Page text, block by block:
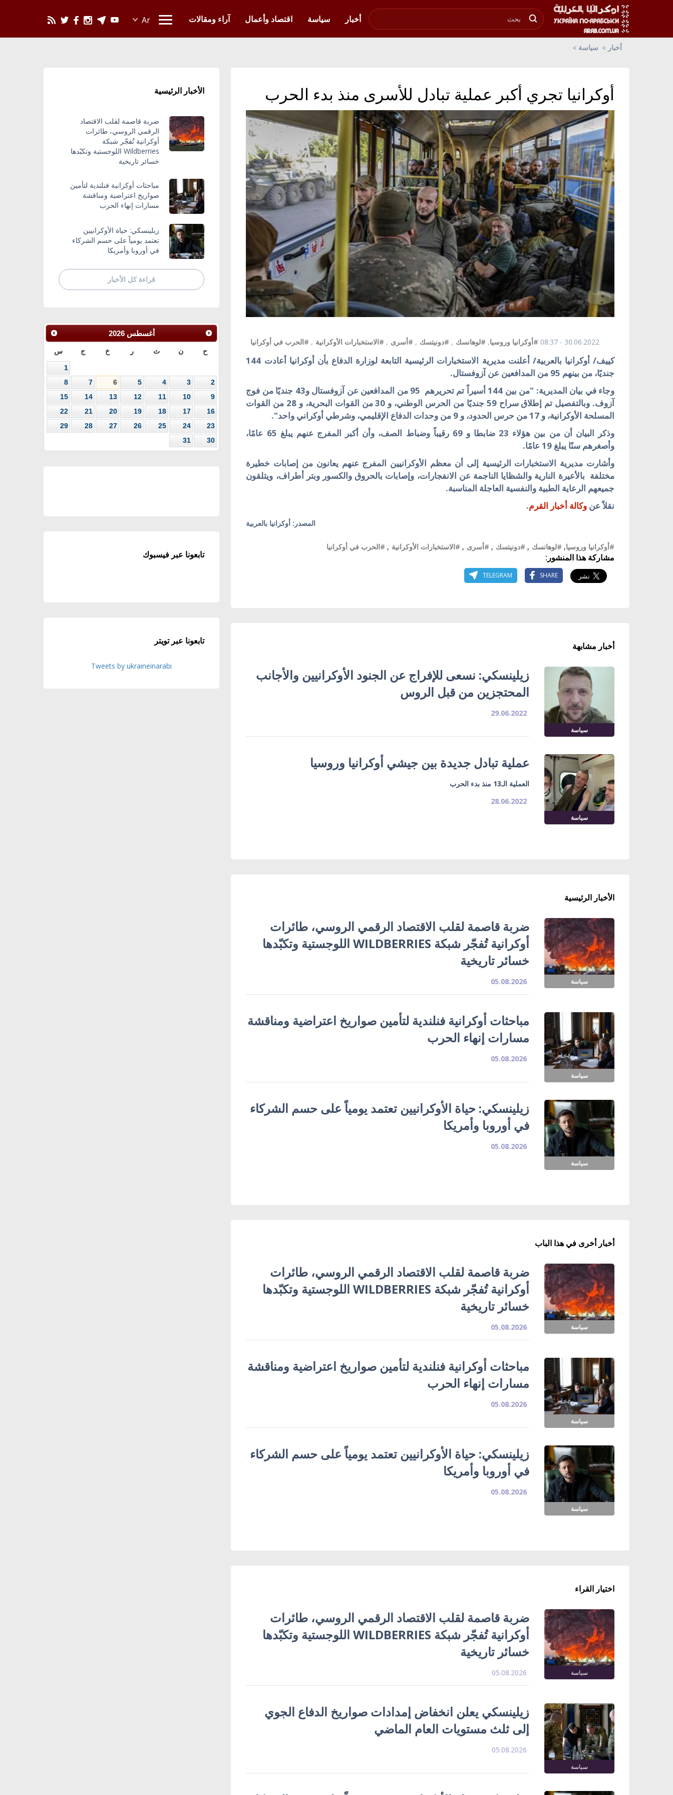
أخبار
سياسة اقتصاد وأعمال آراء ومقالات
أخبار سياسة
أوكرانيا تجري أكبر عملية تبادل للأسرى منذ بدء الحرب
30.06.2022 - 08:37 #أوكرانيا وروسيا, #لوهانسك , #دونيتسك , #أسرى , #الاستخبارات الأوكرانية , #الحرب في أوكرانيا
كييف/ أوكرانيا بالعربية/ أعلنت مديرية الاستخبارات الرئيسية التابعة لوزارة الدفاع بأن أوكرانيا أعادت 144
جنديًا، من بينهم 95 من المدافعين عن آزوفستال.
وجاء في بيان المديرية: "من بين 144 أسيراً تم تحريرهم 95 من المدافعين عن آزوفستال و43 جنديًا من فوج
آزوف. وبالتفصيل تم إطلاق سراح 59 جنديًا من الحرس الوطني، و 30 من القوات البحرية، و 28 من القوات
المسلحة الأوكرانية، و 17 من حرس الحدود، و 9 من وحدات الدفاع الإقليمي، وشرطي أوكراني واحد".
وذكر البيان أن من بين هؤلاء 23 ضابطا و 69 رقيباً وضباط الصف، وأن أكبر المفرج عنهم يبلغ 65 عامًا،
وأصغرهم سنًا يبلغ 19 عامًا.
وأشارت مديرية الاستخبارات الرئيسية إلى أن معظم الأوكرانيين المفرج عنهم يعانون من إصابات خطيرة
مختلفة بالأعيرة النارية والشظايا الناجمة عن الانفجارات، وإصابات بالحروق والكسور وبتر أطراف، ويتلقون
جميعهم الرعاية الطبية والنفسية العاجلة المناسبة.
نقلاً عن وكالة أخبار القرم.
المصدر: أوكرانيا بالعربية
#أوكرانيا وروسيا, #لوهانسك , #دونيتسك , #أسرى , #الاستخبارات الأوكرانية , #الحرب في أوكرانيا
مشاركة هذا المنشور:
SHARE
TELEGRAM
أخبار مشابهة
سياسة
زيلينسكي: نسعى للإفراج عن الجنود الأوكرانيين والأجانب
المحتجزين من قبل الروس
29.06.2022
سياسة
عملية تبادل جديدة بين جيشي أوكرانيا وروسيا
العملية الـ13 منذ بدء الحرب
28.06.2022
الأخبار الرئيسية
سياسة
ضربة قاصمة لقلب الاقتصاد الرقمي الروسي، طائرات
أوكرانية تُفجّر شبكة WILDBERRIES اللوجستية وتكبّدها
خسائر تاريخية
05.08.2026
سياسة
مباحثات أوكرانية فنلندية لتأمين صواريخ اعتراضية ومناقشة
مسارات إنهاء الحرب
05.08.2026
سياسة
زيلينسكي: حياة الأوكرانيين تعتمد يومياً على حسم الشركاء
في أوروبا وأمريكا
05.08.2026
أخبار أخرى في هذا الباب
سياسة
ضربة قاصمة لقلب الاقتصاد الرقمي الروسي، طائرات
أوكرانية تُفجّر شبكة WILDBERRIES اللوجستية وتكبّدها
خسائر تاريخية
05.08.2026
سياسة
مباحثات أوكرانية فنلندية لتأمين صواريخ اعتراضية ومناقشة
مسارات إنهاء الحرب
05.08.2026
سياسة
زيلينسكي: حياة الأوكرانيين تعتمد يومياً على حسم الشركاء
في أوروبا وأمريكا
05.08.2026
اختيار القراء
سياسة
ضربة قاصمة لقلب الاقتصاد الرقمي الروسي، طائرات
أوكرانية تُفجّر شبكة WILDBERRIES اللوجستية وتكبّدها
خسائر تاريخية
05.08.2026
سياسة
زيلينسكي يعلن انخفاض إمدادات صواريخ الدفاع الجوي
إلى ثلث مستويات العام الماضي
05.08.2026
الأخبار الرئيسية
ضربة قاصمة لقلب الاقتصاد
الرقمي الروسي، طائرات
أوكرانية تُفجّر شبكة
Wildberries اللوجستية وتكبّدها
خسائر تاريخية
مباحثات أوكرانية فنلندية لتأمين
صواريخ اعتراضية ومناقشة
مسارات إنهاء الحرب
زيلينسكي: حياة الأوكرانيين
تعتمد يومياً على حسم الشركاء
في أوروبا وأمريكا
قراءة كل الأخبار
أغسطس 2026
ح ن ث ر خ ج س
1
2
3
4
5
6
7
8
9
10
11
12
13
14
15
16
17
18
19
20
21
22
23
24
25
26
27
28
29
30
31
تابعونا عبر فيسبوك
تابعونا عبر تويتر
Tweets by ukraineinarabi